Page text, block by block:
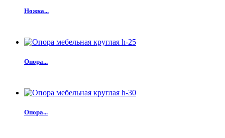
Ножка...
Опора...
Опора...